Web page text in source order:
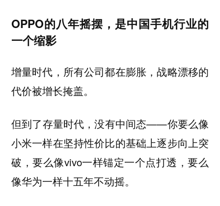
OPPO的八年摇摆，是中国手机行业的
一个缩影
增量时代，所有公司都在膨胀，战略漂移的
代价被增长掩盖。
但到了存量时代，没有中间态——你要么像
小米一样在坚持性价比的基础上逐步向上突
破，要么像vivo一样锚定一个点打透，要么
像华为一样十五年不动摇。